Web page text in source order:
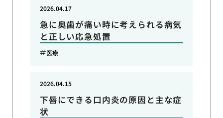
急に奥歯が痛い時に考えられる病気
と正しい応急処置
2026.04.17
医療
下唇にできる口内炎の原因と主な症
状
2026.04.15